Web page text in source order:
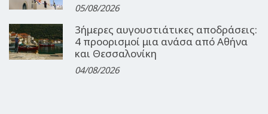
05/08/2026
3ήμερες αυγουστιάτικες αποδράσεις:
4 προορισμοί μια ανάσα από Αθήνα
και Θεσσαλονίκη
04/08/2026